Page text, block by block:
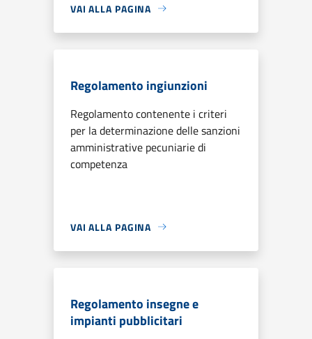
VAI ALLA PAGINA
Regolamento ingiunzioni
Regolamento contenente i criteri
per la determinazione delle sanzioni
amministrative pecuniarie di
competenza
VAI ALLA PAGINA
Regolamento insegne e
impianti pubblicitari